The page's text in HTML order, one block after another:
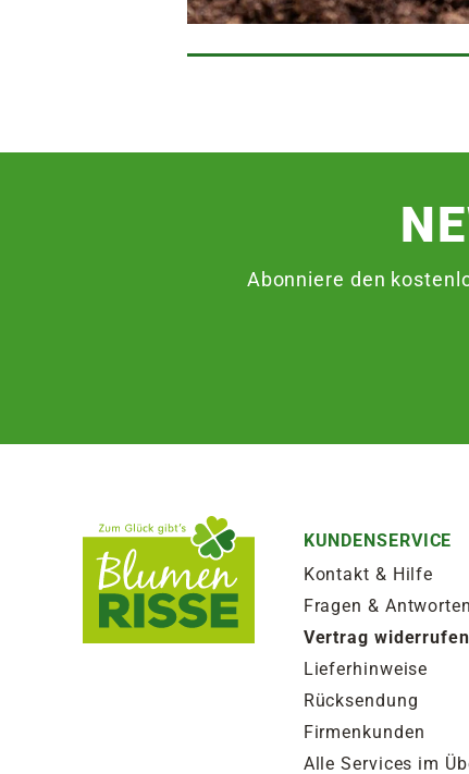
Abonniere den
KUNDENSERVICE
Kontakt & Hilfe
Fragen &
Vertrag widerrufen
Lieferhinweise
Rücksendung
Firmenkunden
Alle Services im